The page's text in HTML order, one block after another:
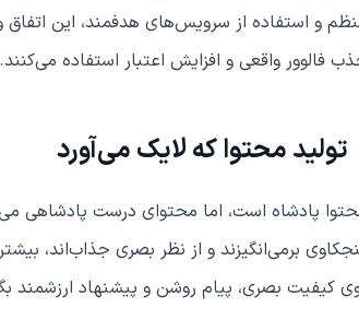
و استفاده از سرویس‌های هدفمند، این
فالوور واقعی و افزایش اعتبار استفاده می‌کنند.
تولید محتوا که لایک می‌آورد
پادشاه است، اما محتوای درست
برمی‌انگیزند و از نظر بصری جذاب‌اند،
کیفیت بصری، پیام روشن و پیشنهاد ارزشمند